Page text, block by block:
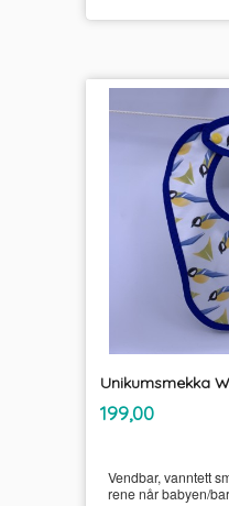
Unikumsmekka
Pris
199,00mva.
Vendbar, vanntett
rene når babyen/